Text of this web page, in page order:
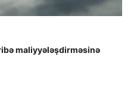
maliyyələşdirməsinə